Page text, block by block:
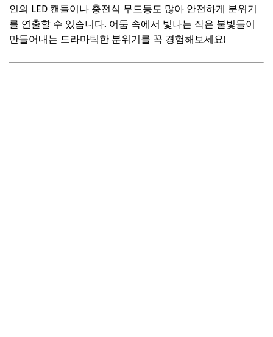
추가할인 코드 WRVE6
인의 LED 캔들이나 충전식 무드등도 많아 안전하게 분위기
를 연출할 수 있습니다. 어둠 속에서 빛나는 작은 불빛들이
만들어내는 드라마틱한 분위기를 꼭 경험해보세요!